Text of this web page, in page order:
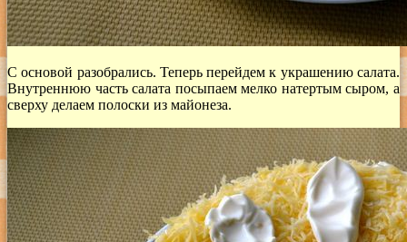
С основой разобрались. Теперь перейдем к украшению салата.
Внутреннюю часть салата посыпаем мелко натертым сыром, а
сверху делаем полоски из майонеза.